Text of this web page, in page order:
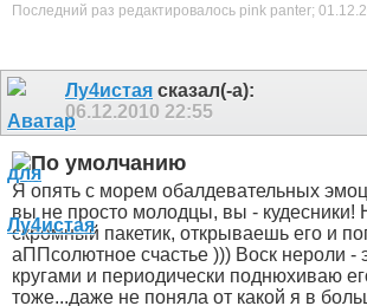
Последний раз редактировалось pink panter;
Лу4истая сказал(-а):
06.12.2010 22:55
Я опять с морем обалдевательных
вы не просто молодцы, вы - кудесники!
скромный пакетик, открываешь его и
аППсолютное счастье ))) Воск нероли
кругами и периодически поднюхиваю
тоже...даже не поняла от какой я в